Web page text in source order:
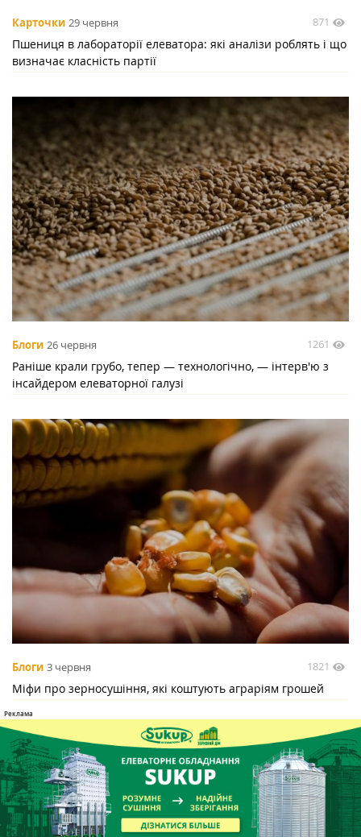
Карточки 29 червня 871
Пшениця в лабораторії елеватора: які аналізи роблять і що
визначає класність партії
Блоги 26 червня 1261
Раніше крали грубо, тепер — технологічно, — інтерв'ю з
інсайдером елеваторної галузі
Блоги 3 червня 1821
Міфи про зерносушіння, які коштують аграріям грошей